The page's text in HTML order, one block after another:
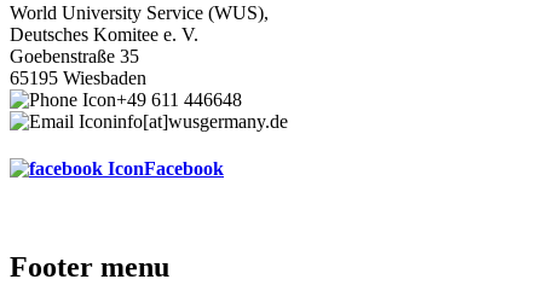
World University Service (WUS),
Deutsches Komitee e. V.
Goebenstraße 35
65195 Wiesbaden
+49 611 446648
info[at]wusgermany.de
Facebook
Footer menu